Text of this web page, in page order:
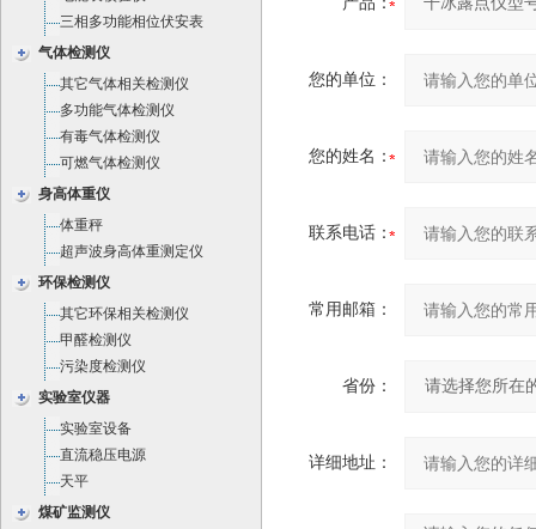
三相多功能相位伏安表
气体检测仪
其它气体相关检测仪
多功能气体检测仪
有毒气体检测仪
可燃气体检测仪
身高体重仪
体重秤
超声波身高体重测定仪
环保检测仪
其它环保相关检测仪
甲醛检测仪
污染度检测仪
实验室仪器
实验室设备
直流稳压电源
天平
煤矿监测仪
您的单位：
您的姓名：
联系电话：
常用邮箱：
省份：
详细地址：